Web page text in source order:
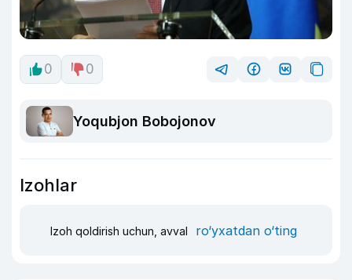
0 0
Yoqubjon Bobojonov
Izohlar
Izoh qoldirish uchun, avval ro‘yxatdan o‘ting